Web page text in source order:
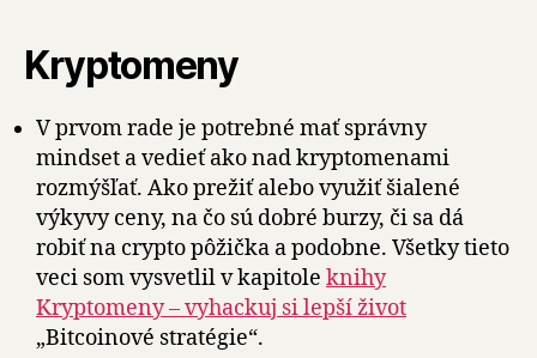
Kryptomeny
V prvom rade je potrebné mať správny
mindset a vedieť ako nad kryptomenami
rozmýšľať. Ako prežiť alebo využiť šialené
výkyvy ceny, na čo sú dobré burzy, či sa dá
robiť na crypto pôžička a podobne. Všetky tieto
veci som vysvetlil v kapitole knihy
Kryptomeny – vyhackuj si lepší život
„Bitcoinové stratégie“.